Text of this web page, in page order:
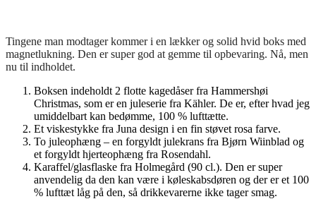
Tingene man modtager kommer i en lækker og solid hvid boks med
magnetlukning. Den er super god at gemme til opbevaring. Nå, men
nu til indholdet.
Boksen indeholdt 2 flotte kagedåser fra Hammershøi
Christmas, som er en juleserie fra Kähler. De er, efter hvad jeg
umiddelbart kan bedømme, 100 % lufttætte.
Et viskestykke fra Juna design i en fin støvet rosa farve.
To juleophæng – en forgyldt julekrans fra Bjørn Wiinblad og
et forgyldt hjerteophæng fra Rosendahl.
Karaffel/glasflaske fra Holmegård (90 cl.). Den er super
anvendelig da den kan være i køleskabsdøren og der er et 100
% lufttæt låg på den, så drikkevarerne ikke tager smag.